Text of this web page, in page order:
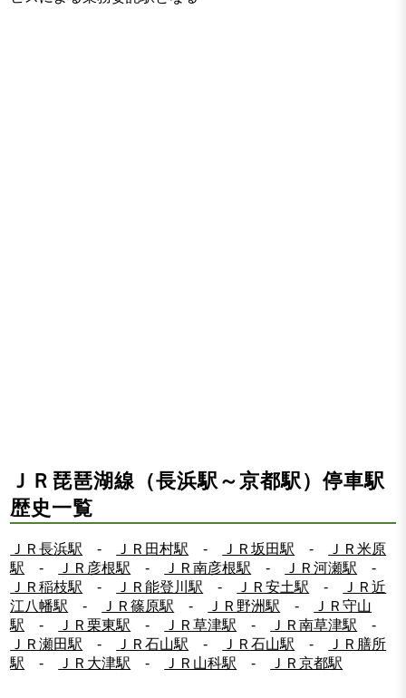
ＪＲ琵琶湖線（長浜駅～京都駅）停車駅
歴史一覧
ＪＲ長浜駅 - ＪＲ田村駅 - ＪＲ坂田駅 -
ＪＲ米原
駅 - ＪＲ彦根駅 - ＪＲ南彦根駅 - ＪＲ河瀬駅 -
ＪＲ稲枝駅 - ＪＲ能登川駅 - ＪＲ安土駅 -
ＪＲ近
江八幡駅 - ＪＲ篠原駅 - ＪＲ野洲駅 -
ＪＲ守山
駅 - ＪＲ栗東駅 - ＪＲ草津駅 - ＪＲ南草津駅 -
ＪＲ瀬田駅 - ＪＲ石山駅 - ＪＲ石山駅 -
ＪＲ膳所
駅 - ＪＲ大津駅 - ＪＲ山科駅 - ＪＲ京都駅